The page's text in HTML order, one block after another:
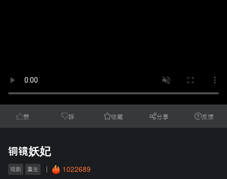
赞 踩 收藏 分享 反馈
铜镜妖妃
短剧 重生 1022689